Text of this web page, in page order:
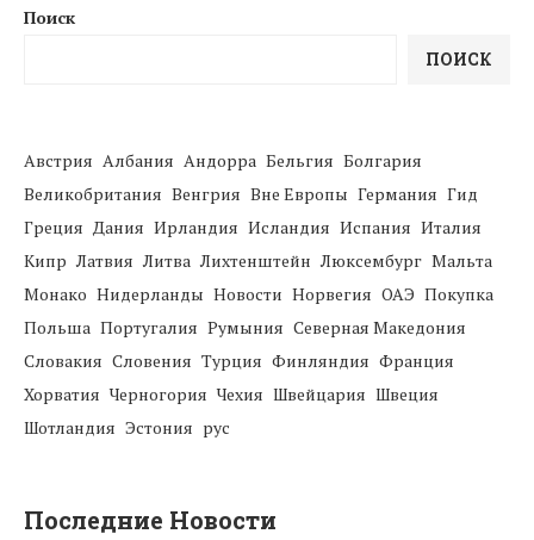
Поиск
ПОИСК
Австрия Албания Андорра Бельгия Болгария
Великобритания Венгрия Вне Европы Германия Гид
Греция Дания Ирландия Исландия Испания Италия
Кипр Латвия Литва Лихтенштейн Люксембург Мальта
Монако Нидерланды Новости Норвегия ОАЭ Покупка
Польша Португалия Румыния Северная Македония
Словакия Словения Турция Финляндия Франция
Хорватия Черногория Чехия Швейцария Швеция
Шотландия Эстония рус
Последние Новости